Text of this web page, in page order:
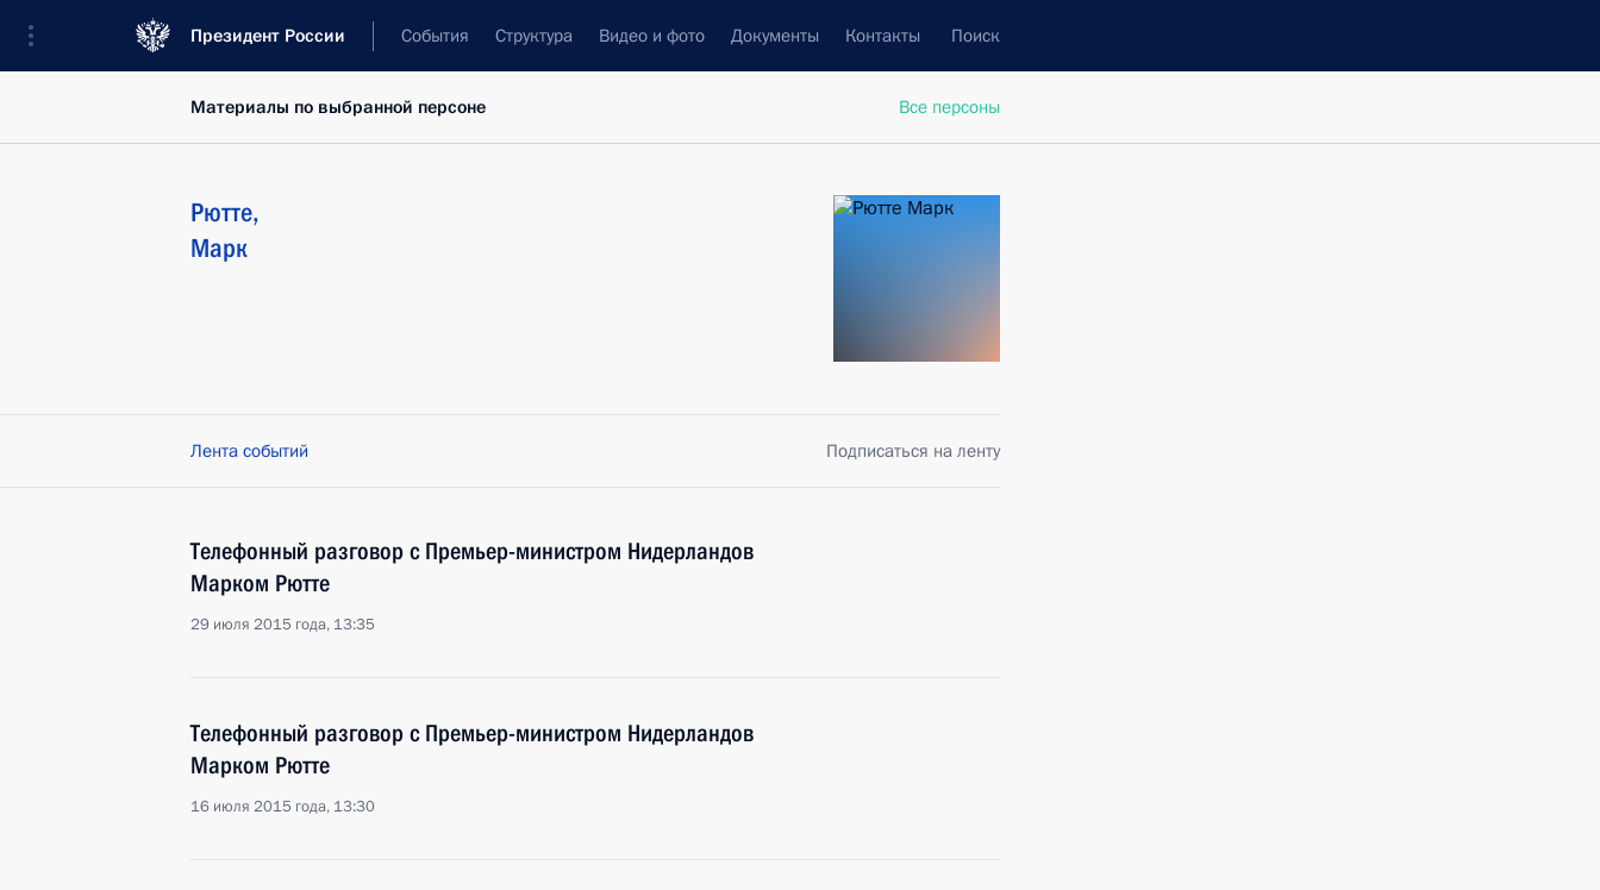
Президент России События Структура Видео и фото Документы Контакты Поиск
Все персоны
Материалы по выбранной персоне
Рютте,
Марк
Лента событий Подписаться на ленту
Телефонный разговор с Премьер-министром Нидерландов
Марком Рютте
29 июля 2015 года, 13:35
Телефонный разговор с Премьер-министром Нидерландов
Марком Рютте
16 июля 2015 года, 13:30